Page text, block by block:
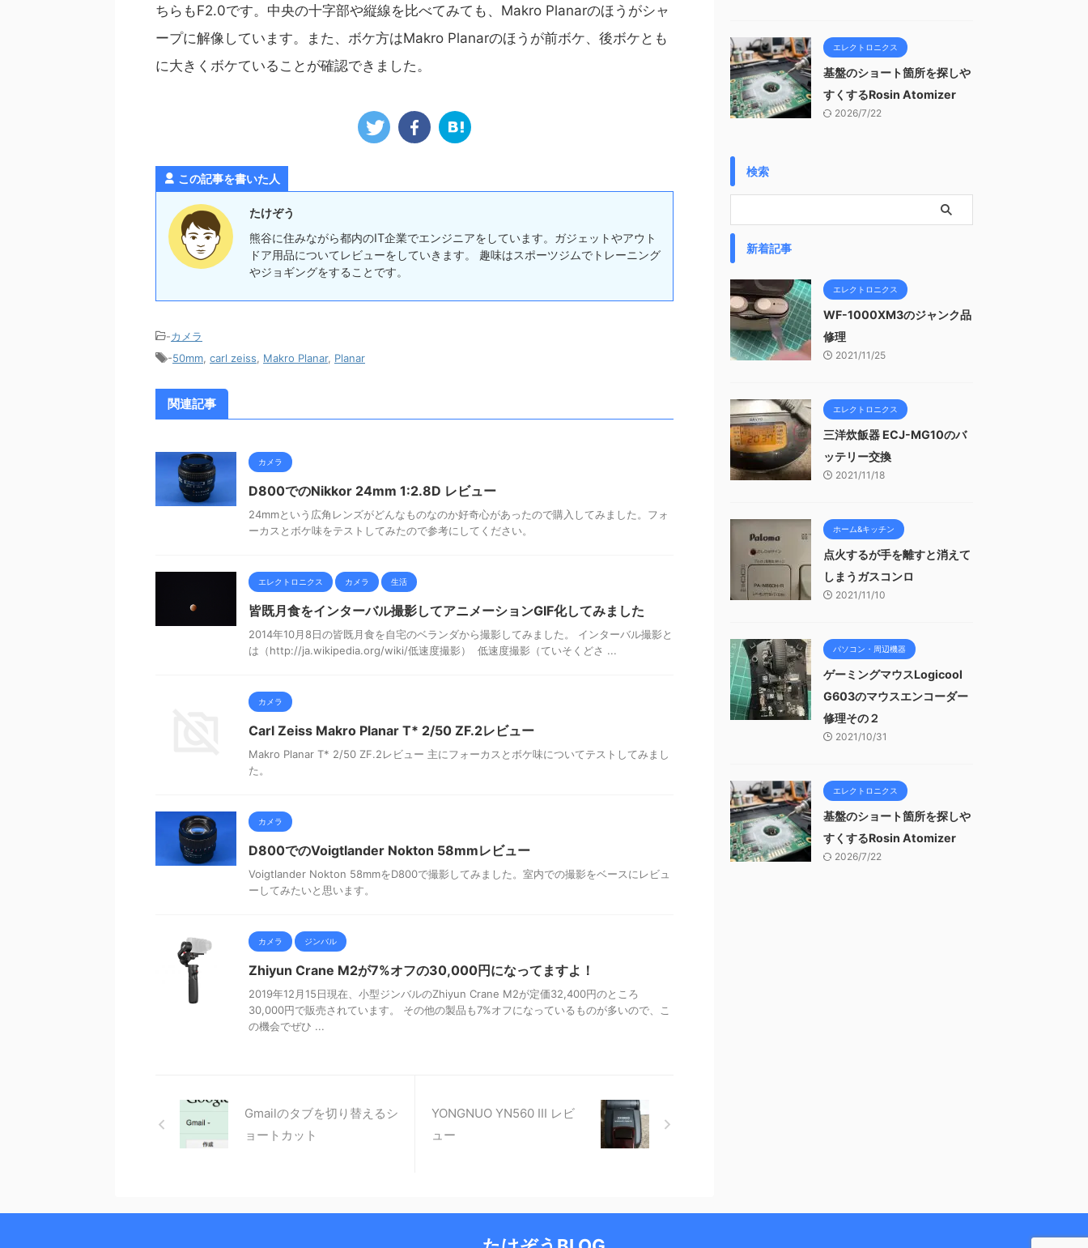
ちらもF2.0です。中央の十字部や縦線を比べてみても、Makro Planarのほうがシャ
ープに解像しています。また、ボケ方はMakro Planarのほうが前ボケ、後ボケとも
に大きくボケていることが確認できました。
この記事を書いた人
たけぞう
熊谷に住みながら都内のIT企業でエンジニアをしています。ガジェットやアウト
ドア用品についてレビューをしていきます。 趣味はスポーツジムでトレーニング
やジョギングをすることです。
-カメラ
-50mm, carl zeiss, Makro Planar, Planar
関連記事
カメラ
D800でのNikkor 24mm 1:2.8D レビュー
24mmという広角レンズがどんなものなのか好奇心があったので購入してみました。フォ
ーカスとボケ味をテストしてみたので参考にしてください。
エレクトロニクス カメラ 生活
皆既月食をインターバル撮影してアニメーションGIF化してみました
2014年10月8日の皆既月食を自宅のベランダから撮影してみました。 インターバル撮影と
は（http://ja.wikipedia.org/wiki/低速度撮影） 低速度撮影（ていそくどさ ...
カメラ
Carl Zeiss Makro Planar T* 2/50 ZF.2レビュー
Makro Planar T* 2/50 ZF.2レビュー 主にフォーカスとボケ味についてテストしてみまし
た。
カメラ
D800でのVoigtlander Nokton 58mmレビュー
Voigtlander Nokton 58mmをD800で撮影してみました。室内での撮影をベースにレビュ
ーしてみたいと思います。
カメラ ジンバル
Zhiyun Crane M2が7%オフの30,000円になってますよ！
2019年12月15日現在、小型ジンバルのZhiyun Crane M2が定価32,400円のところ
30,000円で販売されています。 その他の製品も7%オフになっているものが多いので、こ
の機会でぜひ ...
Gmailのタブを切り替えるシ
ョートカット
YONGNUO YN560 III レビ
ュー
エレクトロニクス
基盤のショート箇所を探しや
すくするRosin Atomizer
2026/7/22
検索
新着記事
エレクトロニクス
WF-1000XM3のジャンク品
修理
2021/11/25
エレクトロニクス
三洋炊飯器 ECJ-MG10のバ
ッテリー交換
2021/11/18
ホーム&キッチン
点火するが手を離すと消えて
しまうガスコンロ
2021/11/10
パソコン・周辺機器
ゲーミングマウスLogicool
G603のマウスエンコーダー
修理その２
2021/10/31
エレクトロニクス
基盤のショート箇所を探しや
すくするRosin Atomizer
2026/7/22